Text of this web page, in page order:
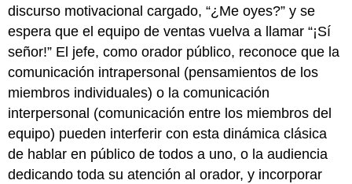
discurso motivacional cargado, “¿Me oyes?” y se
espera que el equipo de ventas vuelva a llamar “¡Sí
señor!” El jefe, como orador público, reconoce que la
comunicación intrapersonal (pensamientos de los
miembros individuales) o la comunicación
interpersonal (comunicación entre los miembros del
equipo) pueden interferir con esta dinámica clásica
de hablar en público de todos a uno, o la audiencia
dedicando toda su atención al orador, y incorporar